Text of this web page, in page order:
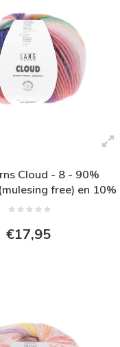
Cloud - 8 - 90%
free) en 10%
- Blauw - Paars
€17,95